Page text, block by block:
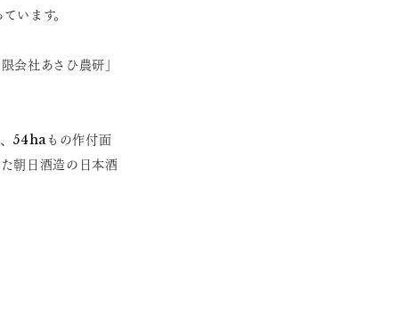
います。
会社あさひ農研」
54haもの作付面
朝日酒造の日本酒